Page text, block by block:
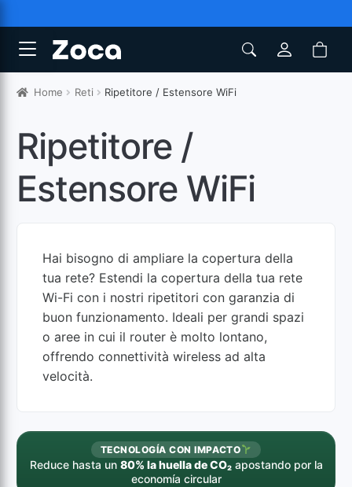
Home Reti Ripetitore / Estensore WiFi
Ripetitore /
Estensore WiFi
Hai bisogno di ampliare la copertura della
tua rete? Estendi la copertura della tua rete
Wi-Fi con i nostri ripetitori con garanzia di
buon funzionamento. Ideali per grandi spazi
o aree in cui il router è molto lontano,
offrendo connettività wireless ad alta
velocità.
TECNOLOGÍA CON IMPACTO
Reduce hasta un 80% la huella de CO₂apostando por la
economía circular